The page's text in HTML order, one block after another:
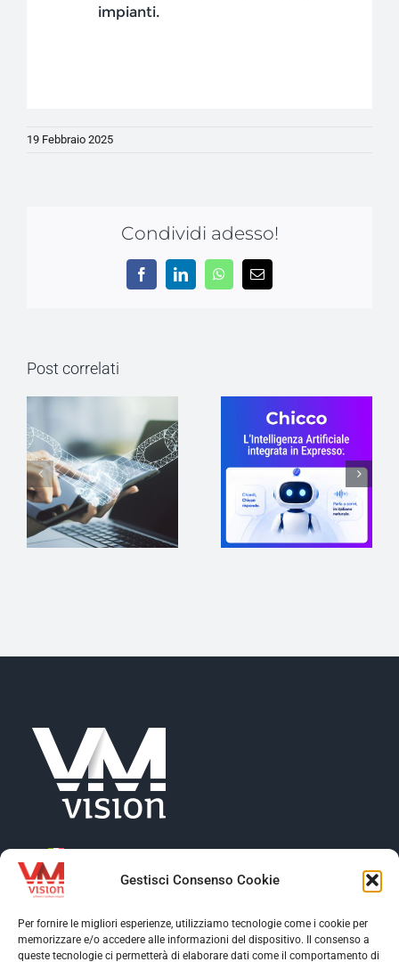
Gestisci Consenso Cookie
Per fornire le migliori esperienze, utilizziamo tecnologie come i cookie per
memorizzare e/o accedere alle informazioni del dispositivo. Il consenso a
queste tecnologie ci permetterà di elaborare dati come il comportamento di
impianti.
19 Febbraio 2025
Condividi adesso!
FacebookLinkedInWhatsApp
Email
Post correlati
Toggle